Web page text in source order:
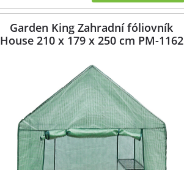
Garden King Zahradní fóliovník
House 210 x 179 x 250 cm PM-1162